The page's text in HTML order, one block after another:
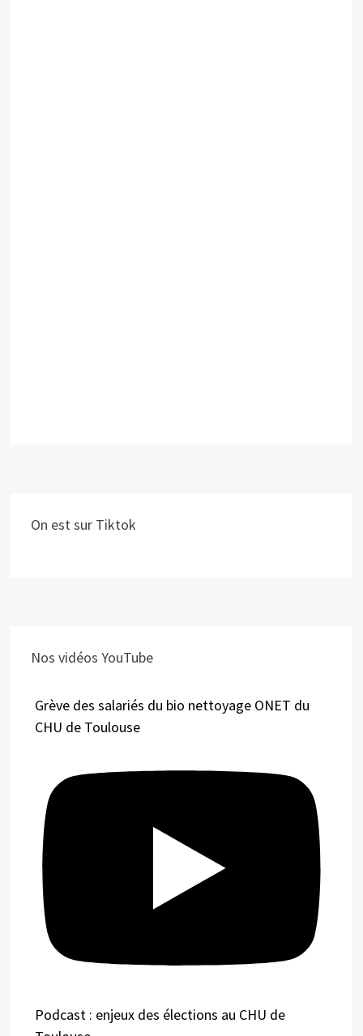
On est sur Tiktok
Nos vidéos YouTube
Grève des salariés du bio nettoyage ONET du
CHU de Toulouse
Podcast : enjeux des élections au CHU de